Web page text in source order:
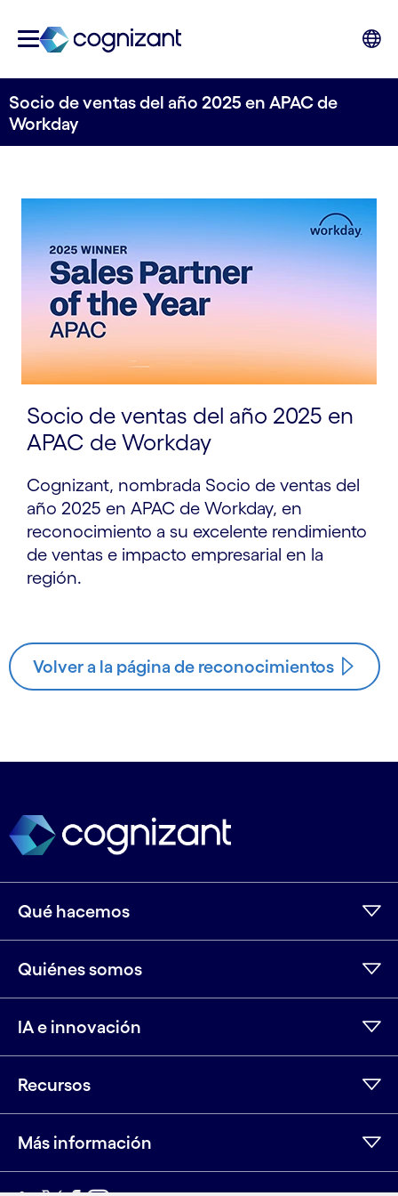
Socio de ventas del año 2025 en APAC de
Workday
Socio de ventas del año 2025 en
APAC de Workday
Cognizant, nombrada Socio de ventas del
año 2025 en APAC de Workday, en
reconocimiento a su excelente rendimiento
de ventas e impacto empresarial en la
región.
Volver a la página de reconocimientos
Qué hacemos
Quiénes somos
IA e innovación
Recursos
Más información